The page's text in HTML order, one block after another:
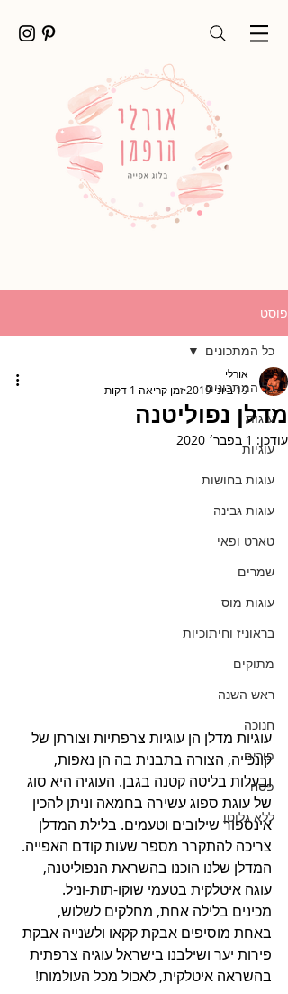
פוסט
כל המתכונים
עוגות
עוגיות
עוגות בחושות
עוגות גבינה
טארט ופאי
שמרים
עוגות מוס
בראוניז וחיתוכיות
מתוקים
ראש השנה
חנוכה
פורים
פסח
ללא גלוטן
כל המתכונים
מדלן נפוליטנה
אורלי
19 ביוני 2019
זמן קריאה 1 דקות
עודכן: 1 בפבר׳ 2020
עוגיות מדלן הן עוגיות צרפתיות וצורתן של
קונכייה, הצורה בתבנית בה הן נאפות,
ובעלות בליטה קטנה בגבן. העוגיה היא סוג
של עוגת ספוג עשירה בחמאה וניתן להכין
אינספור שילובים וטעמים. בלילת המדלן
צריכה להתקרר מספר שעות קודם האפייה.
המדלן שלנו הוכנו בהשראת הנפוליטנה,
עוגה איטלקית בטעמי שוקו-תות-וניל.
מכינים בלילה אחת, מחלקים לשלוש,
באחת מוסיפים אבקת קקאו ולשנייה אבקת
פירות יער ושילבנו בישראל עוגיה צרפתית
בהשראה איטלקית, לאכול מכל העולמות!